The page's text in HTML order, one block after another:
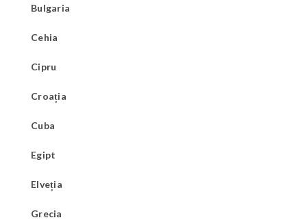
Bulgaria
Cehia
Cipru
Croația
Cuba
Egipt
Elveția
Grecia